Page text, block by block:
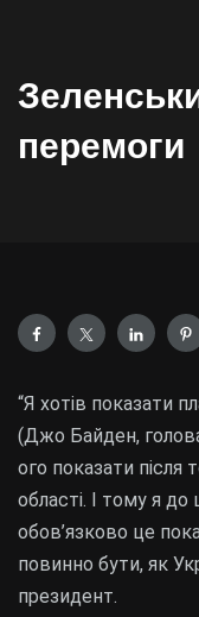
перемоги
“Я хотів показати
(Джо Байден,
ого показати після
області. І тому я
обов’язково це
повинно бути, як
президент.